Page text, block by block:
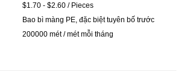
$1.70 - $2.60 / Pieces
Bao bì màng PE, đặc biệt tuyên bố trước
200000 mét / mét mỗi tháng